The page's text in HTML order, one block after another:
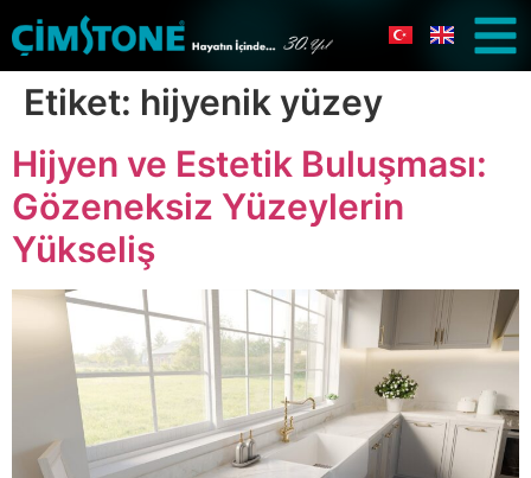
Etiket: hijyenik yüzey
Hijyen ve Estetik Buluşması:
Gözeneksiz Yüzeylerin
Yükseliş